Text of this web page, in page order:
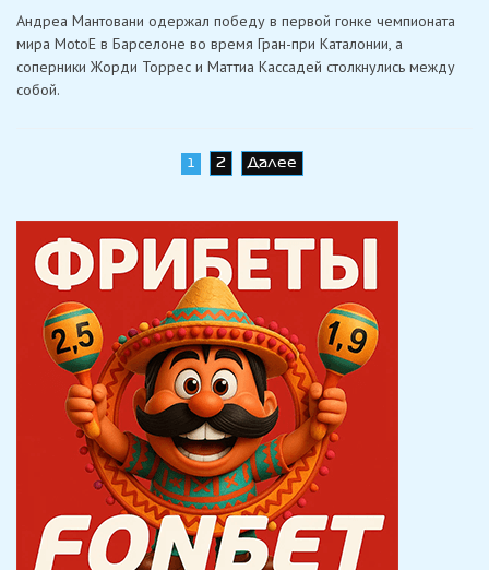
выиграл
первую
гонку
MotoE
Андреа Мантовани одержал победу в первой гонке чемпионата
мира MotoE в Барселоне во время Гран-при Каталонии, а
соперники Жорди Торрес и Маттиа Кассадей столкнулись между
собой.
записям
2 Далее